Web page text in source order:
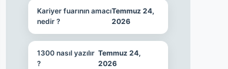
Kariyer fuarının amacı
nedir ?
Temmuz 24,
2026
1300 nasıl yazılır
?
Temmuz 24,
2026